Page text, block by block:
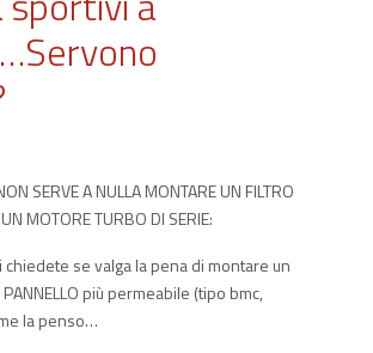
SERVE A NULLA MONTARE UN FILTRO
MOTORE TURBO DI SERIE:
se valga la pena di montare un
più permeabile (tipo bmc,
la penso…